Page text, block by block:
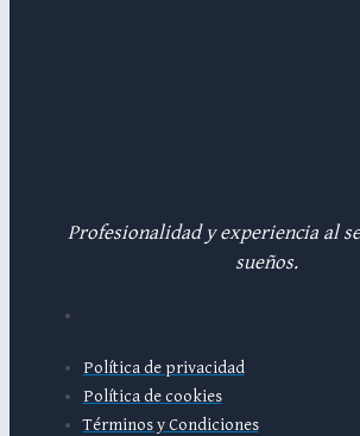
Profesionalidad y experiencia al
sueños.
Política de privacidad
Política de cookies
Términos y Condiciones